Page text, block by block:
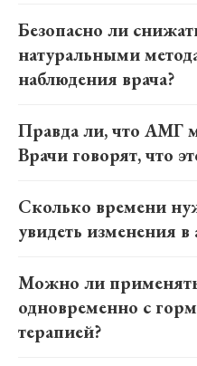
Безопасно ли
натуральными
наблюдения врача?
Правда ли, что АМГ
Врачи говорят, что
Сколько времени
увидеть изменения в
Можно ли
одновременно с
терапией?